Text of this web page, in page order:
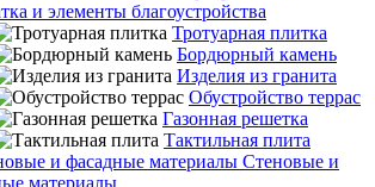
и элементы благоустройства
Тротуарная плитка
Бордюрный камень
Изделия из гранита
Обустройство террас
Газонная решетка
Тактильная плита
Стеновые и
материалы